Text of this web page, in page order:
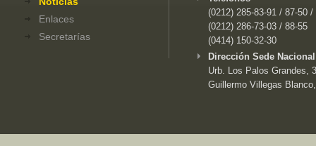
Enlaces
Secretarías
(0212) 285-83-91 / 87-50 /
(0212) 286-73-03 / 88-55
(0414) 150-32-30
Dirección Sede
Urb. Los Palos Grandes,
Guillermo Villegas